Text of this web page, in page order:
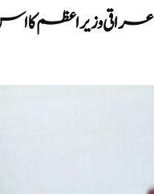
عراقی وزیر اعظم